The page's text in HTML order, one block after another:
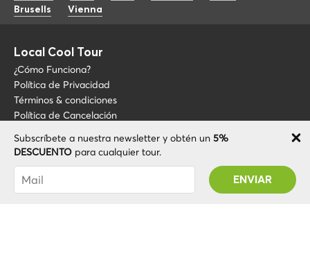
Subscríbete a nuestra newsletter y obtén un 5%
DESCUENTO para cualquier tour.
Has sido suscrito con éxito! Recibirás tu código
de promoción después de validar tu cuenta
Brusells
Vienna
Local Cool Tour
¿Cómo Funciona?
Política de Privacidad
Términos & condiciones
Política de Cancelación
Blog
Sobre LCT
FAQ
Conviértete en guía
+34 675 176 220